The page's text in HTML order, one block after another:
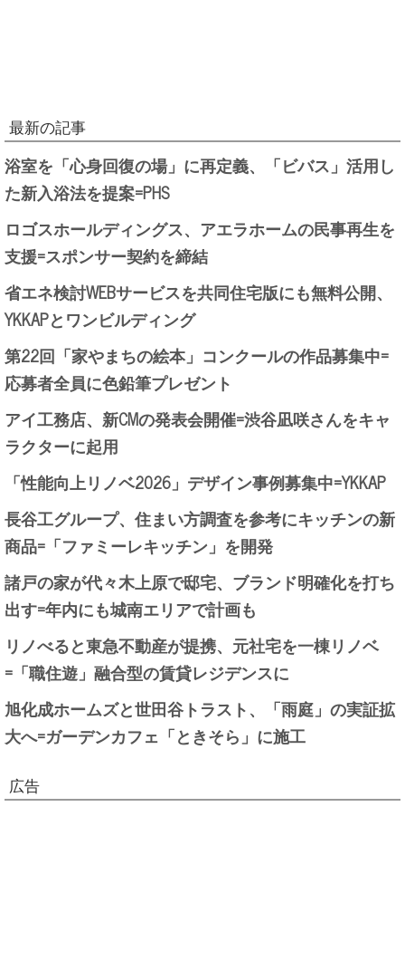
最新の記事
浴室を「心身回復の場」に再定義、「ビバス」活用し
た新入浴法を提案=PHS
ロゴスホールディングス、アエラホームの民事再生を
支援=スポンサー契約を締結
省エネ検討WEBサービスを共同住宅版にも無料公開、
YKKAPとワンビルディング
第22回「家やまちの絵本」コンクールの作品募集中=
応募者全員に色鉛筆プレゼント
アイ工務店、新CMの発表会開催=渋谷凪咲さんをキャ
ラクターに起用
「性能向上リノベ2026」デザイン事例募集中=YKKAP
長谷工グループ、住まい方調査を参考にキッチンの新
商品=「ファミーレキッチン」を開発
諸戸の家が代々木上原で邸宅、ブランド明確化を打ち
出す=年内にも城南エリアで計画も
リノべると東急不動産が提携、元社宅を一棟リノベ
=「職住遊」融合型の賃貸レジデンスに
旭化成ホームズと世田谷トラスト、「雨庭」の実証拡
大へ=ガーデンカフェ「ときそら」に施工
広告